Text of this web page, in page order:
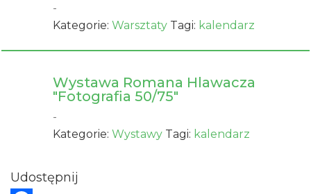
-
Kategorie:Warsztaty Tagi: kalendarz
Wystawa Romana Hlawacza
"Fotografia 50/75"
-
Kategorie:Wystawy Tagi: kalendarz
Udostępnij